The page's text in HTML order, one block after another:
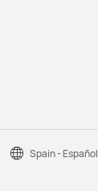
Spain - Español